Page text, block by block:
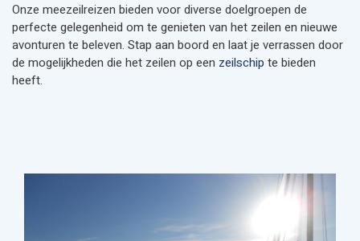
Onze meezeilreizen bieden voor diverse doelgroepen de
perfecte gelegenheid om te genieten van het zeilen en nieuwe
avonturen te beleven. Stap aan boord en laat je verrassen door
de mogelijkheden die het zeilen op een zeilschip te bieden
heeft.